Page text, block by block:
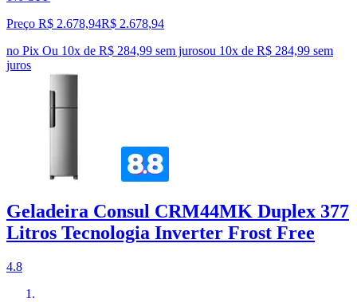
Preço R$ 2.678,94R$ 2.678,94
no Pix Ou 10x de R$ 284,99 sem jurosou 10x de R$ 284,99 sem
juros
Geladeira Consul CRM44MK Duplex 377
Litros Tecnologia Inverter Frost Free
4.8